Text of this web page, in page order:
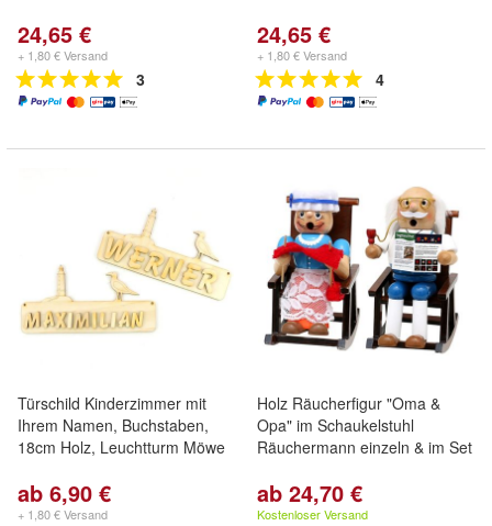
24,65 €
+ 1,80 € Versand
3
24,65 €
+ 1,80 € Versand
4
Türschild Kinderzimmer mit
Ihrem Namen, Buchstaben,
18cm Holz, Leuchtturm Möwe
ab 6,90 €
+ 1,80 € Versand
Holz Räucherfigur "Oma &
Opa" im Schaukelstuhl
Räuchermann einzeln & im Set
ab 24,70 €
Kostenloser Versand